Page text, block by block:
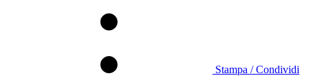
Stampa / Condividi